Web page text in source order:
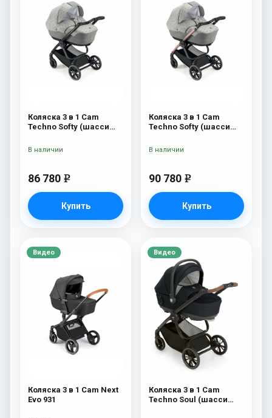
Коляска 3 в 1 Cam
Techno Softy (шасси
86 780 e
Купить
В наличии
Коляска 3 в 1 Cam
Techno Softy (шасси
90 780 e
Купить
В наличии
Видео
Коляска 3 в 1 Cam Next
Evo 931
Видео
Коляска 3 в 1 Cam
Techno Soul (шасси